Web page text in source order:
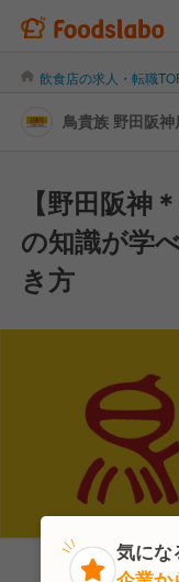
飲食店の求人・転職
鳥貴族 野田阪
【野田阪神
の知識が学
き方
気にな